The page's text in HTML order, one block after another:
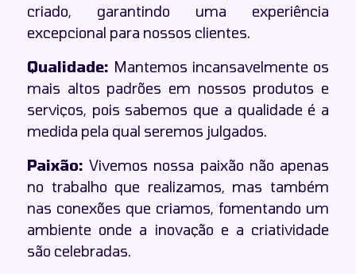
criado, garantindo uma experiência
excepcional para nossos clientes.
Qualidade: Mantemos incansavelmente os
mais altos padrões em nossos produtos e
serviços, pois sabemos que a qualidade é a
medida pela qual seremos julgados.
Paixão: Vivemos nossa paixão não apenas
no trabalho que realizamos, mas também
nas conexões que criamos, fomentando um
ambiente onde a inovação e a criatividade
são celebradas.